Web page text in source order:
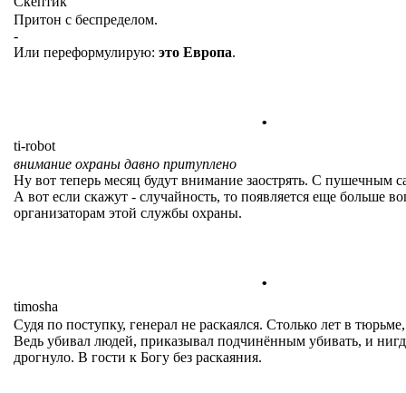
Притон с беспределом.
-
Или переформулирую: это Европа.
.
ti-robot
внимание охраны давно притуплено
Ну вот теперь месяц будут внимание заострять. С пушечным
А вот если скажут - случайность, то появляется еще больше
организаторам этой службы охраны.
.
timosha
Судя по поступку, генерал не раскаялся. Столько лет в
Ведь убивал людей, приказывал подчинённым убивать, и
дрогнуло. В гости к Богу без раскаяния.